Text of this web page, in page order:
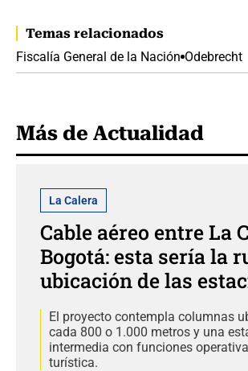
Temas relacionados
Fiscalía General de la Nación Odebrecht
Más de Actualidad
La Calera
Cable aéreo entre La
Bogotá: esta sería la
ubicación de las
El proyecto contempla columnas
cada 800 o 1.000 metros y una
intermedia con funciones
turística.